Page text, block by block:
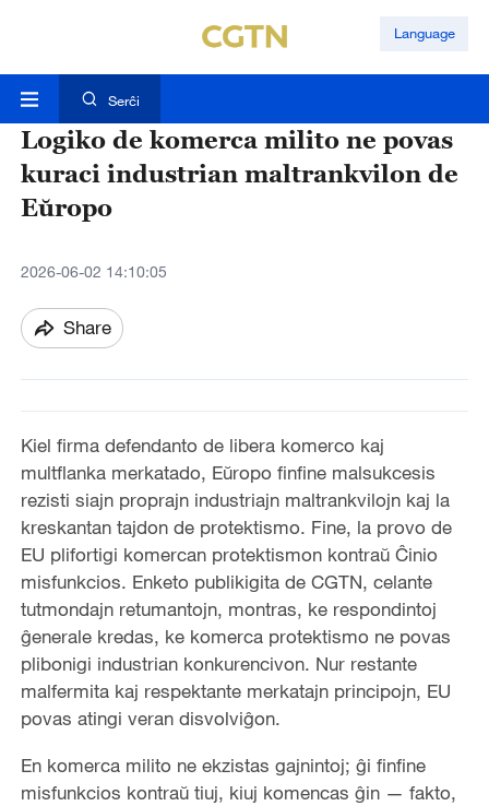
Language
Serĉi
Logiko de komerca milito ne povas
kuraci industrian maltrankvilon de
Eŭropo
2026-06-02 14:10:05
Share
Kiel firma defendanto de libera komerco kaj
multflanka merkatado, Eŭropo finfine malsukcesis
rezisti siajn proprajn industriajn maltrankvilojn kaj la
kreskantan tajdon de protektismo. Fine, la provo de
EU plifortigi komercan protektismon kontraŭ Ĉinio
misfunkcios. Enketo publikigita de CGTN, celante
tutmondajn retumantojn, montras, ke respondintoj
ĝenerale kredas, ke komerca protektismo ne povas
plibonigi industrian konkurencivon. Nur restante
malfermita kaj respektante merkatajn principojn, EU
povas atingi veran disvolviĝon.
En komerca milito ne ekzistas gajnintoj; ĝi finfine
misfunkcios kontraŭ tiuj, kiuj komencas ĝin — fakto,